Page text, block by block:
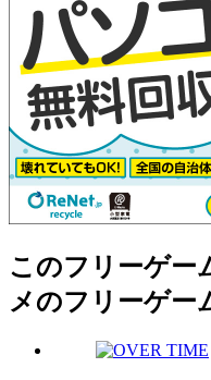
このフリーゲー
メのフリーゲー